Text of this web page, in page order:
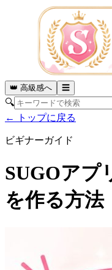
👑 高級感へ ☰
🔍
← トップに戻る
ビギナーガイド
SUGOアプ
を作る方法